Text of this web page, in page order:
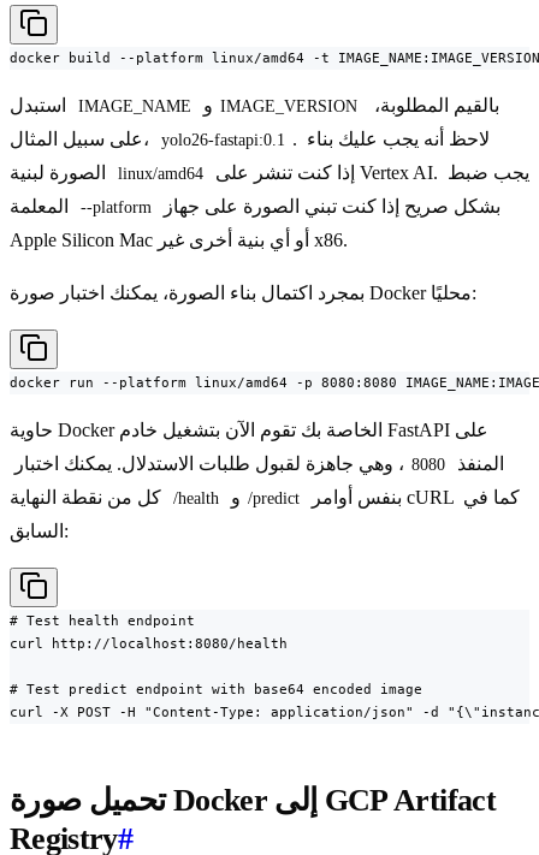
docker build --platform linux/amd64 -t
IMAGE_NAME و IMAGE_VERSION
على سبيل المثال،
yolo26-fastapi:0.1 . لاحظ أنه يجب عليك بناء
linux/amd64
--platform
Apple Silicon Mac أو أي بنية أخرى غير x86.
بمجرد اكتمال بناء الصورة، يمكنك اختبار صورة Docker محليًا:
docker run --platform linux/amd64 -p 8080:8080
حاوية Docker الخاصة بك تقوم الآن بتشغيل خادم FastAPI على
المنفذ
8080 ، وهي جاهزة لقبول طلبات الاستدلال. يمكنك اختبار
/health و /predict
السابق:
# Test health endpoint
curl http://localhost:8080/health
# Test predict endpoint with base64 encoded image
curl -X POST -H "Content-Type: application/json" -d
تحميل صورة Docker إلى GCP Artifact
Registry#